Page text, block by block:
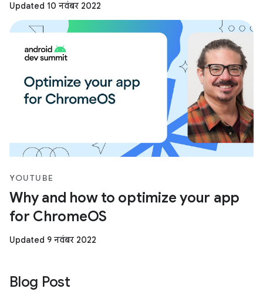
Updated 10 नवंबर 2022
YOUTUBE
Why and how to optimize your app
for ChromeOS
Updated 9 नवंबर 2022
Blog Post